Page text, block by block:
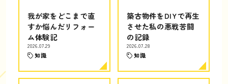
我が家をどこまで直
すか悩んだリフォー
ム体験記
2026.07.29
知識
築古物件をDIYで再生
させた私の悪戦苦闘
の記録
2026.07.28
知識